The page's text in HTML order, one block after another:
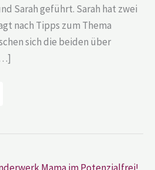
Sarah geführt. Sarah hat zwei
nach Tipps zum Thema
sich die beiden über